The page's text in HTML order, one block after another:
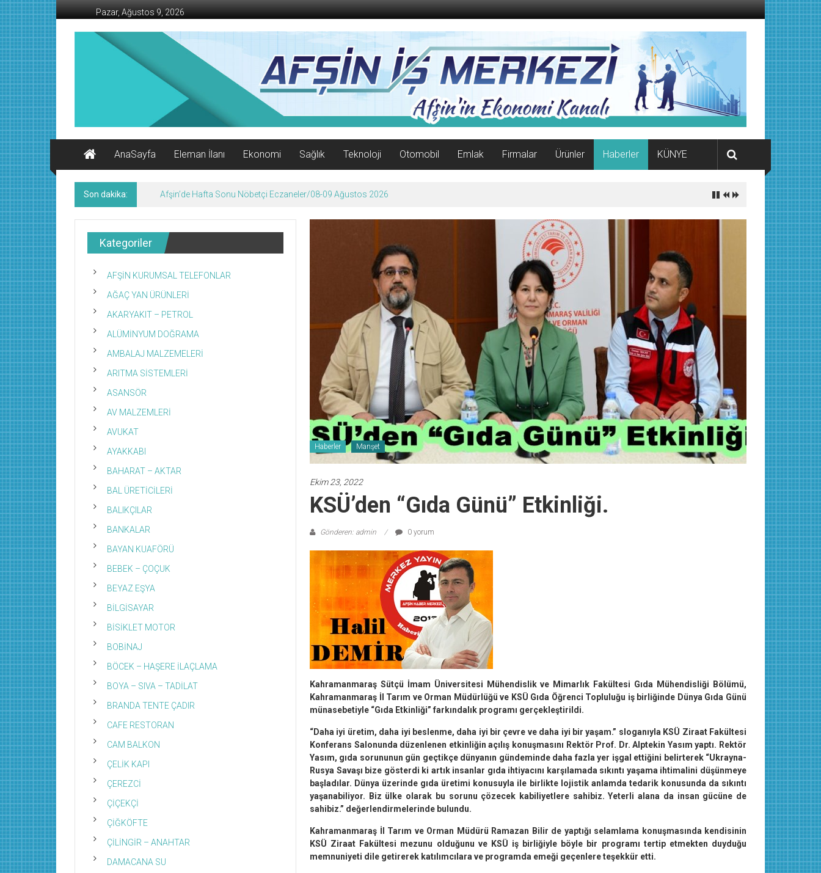
İçeriğe
geç
Pazar, Ağustos 9, 2026
AFŞİN
Ekonomi
Kanalı
AnaSayfa
Eleman İlanı Ekonomi Sağlık Teknoloji Otomobil Emlak Firmalar Ürünler Haberler KÜNYE
Son dakika: Afşin’de Hafta Sonu Nöbetçi Eczaneler/08-09 Ağustos 2026
Haberler Manşet
Ekim 23, 2022
KSÜ’den “Gıda Günü” Etkinliği.
Gönderen: admin 0 yorum
Kahramanmaraş Sütçü İmam Üniversitesi Mühendislik ve Mimarlık Fakültesi Gıda Mühendisliği Bölümü,
Kahramanmaraş İl Tarım ve Orman Müdürlüğü ve KSÜ Gıda Öğrenci Topluluğu iş birliğinde Dünya Gıda Günü
münasebetiyle “Gıda Etkinliği” farkındalık programı gerçekleştirildi.
“Daha iyi üretim, daha iyi beslenme, daha iyi bir çevre ve daha iyi bir yaşam.” sloganıyla KSÜ Ziraat Fakültesi
Konferans Salonunda düzenlenen etkinliğin açılış konuşmasını Rektör Prof. Dr. Alptekin Yasım yaptı. Rektör
Yasım, gıda sorununun gün geçtikçe dünyanın gündeminde daha fazla yer işgal ettiğini belirterek “Ukrayna-
Rusya Savaşı bize gösterdi ki artık insanlar gıda ihtiyacını karşılamada sıkıntı yaşama ihtimalini düşünmeye
başladılar. Dünya üzerinde gıda üretimi konusuyla ile birlikte lojistik anlamda tedarik konusunda da sıkıntı
yaşanabiliyor. Biz ülke olarak bu sorunu çözecek kabiliyetlere sahibiz. Yeterli alana da insan gücüne de
sahibiz.” değerlendirmelerinde bulundu.
Kahramanmaraş İl Tarım ve Orman Müdürü Ramazan Bilir de yaptığı selamlama konuşmasında kendisinin
KSÜ Ziraat Fakültesi mezunu olduğunu ve KSÜ iş birliğiyle böyle bir programı tertip etmekten duyduğu
memnuniyeti dile getirerek katılımcılara ve programda emeği geçenlere teşekkür etti.
Kategoriler
AFŞİN KURUMSAL TELEFONLAR
AĞAÇ YAN ÜRÜNLERİ
AKARYAKIT – PETROL
ALÜMİNYUM DOĞRAMA
AMBALAJ MALZEMELERİ
ARITMA SİSTEMLERİ
ASANSÖR
AV MALZEMLERİ
AVUKAT
AYAKKABI
BAHARAT – AKTAR
BAL ÜRETİCİLERİ
BALIKÇILAR
BANKALAR
BAYAN KUAFÖRÜ
BEBEK – ÇOÇUK
BEYAZ EŞYA
BİLGİSAYAR
BİSİKLET MOTOR
BOBİNAJ
BÖCEK – HAŞERE İLAÇLAMA
BOYA – SIVA – TADİLAT
BRANDA TENTE ÇADIR
CAFE RESTORAN
CAM BALKON
ÇELİK KAPI
ÇEREZCİ
ÇİÇEKÇİ
ÇİĞKÖFTE
ÇİLİNGİR – ANAHTAR
DAMACANA SU